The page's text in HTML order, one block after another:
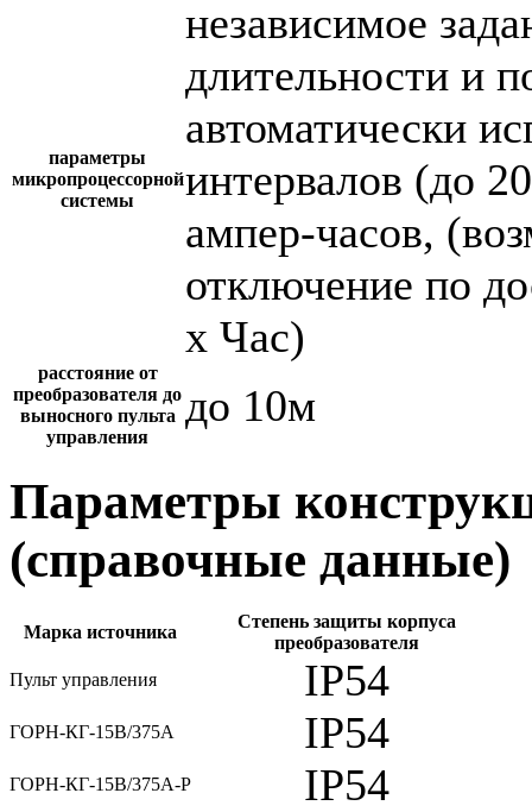
параметры
микропроцессорной
системы
независимое
длительности и
автоматически
интервалов (до
ампер-часов,
отключение по
х Час)
расстояние от
преобразователя до
выносного пульта
управления
до 10м
Параметры
(справочные данные)
Марка источника
Степень защиты корпуса
преобразователя
Пульт управления
IP54
ГОРН-КГ-15В/375А IP54
ГОРН-КГ-15В/375А-Р IP54